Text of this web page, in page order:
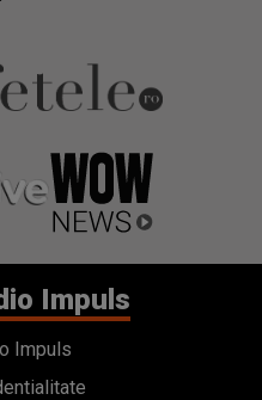
Impuls
Impuls